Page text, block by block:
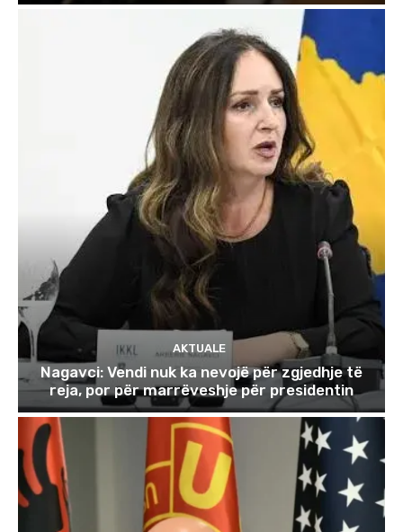
AKTUALE
Nagavci: Vendi nuk ka nevojë për zgjedhje të
reja, por për marrëveshje për presidentin